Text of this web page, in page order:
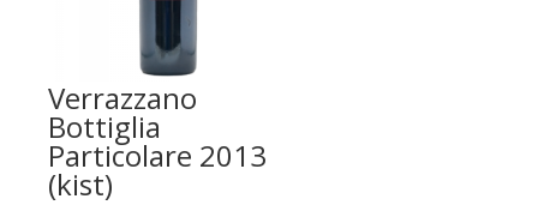
Verrazzano
Bottiglia
Particolare 2013
(kist)